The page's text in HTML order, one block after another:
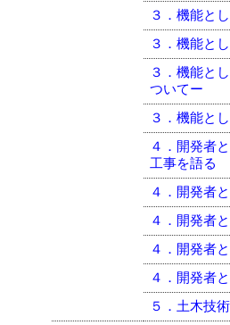
３．機能と
３．機能と
３．機能と
ついてー
３．機能と
４．開発者
工事を語る
４．開発者
４．開発者
４．開発者
４．開発者
５．土木技